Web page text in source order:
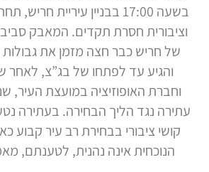
בשעה 17:00 בבניין עיריית
וציבורית חסרת תקדים. המאבק
של חריש כבר חצה מזמן את
והגיע עד לפתחו של בג”צ, לאחר
וחברת האופוזיציה במועצת העיר,
עתירה נגד הליך הבחירה. בעתירה
קושי ציבורי בבחירת רב עיר קבוע
הנוכחית אינה נהנית, לטענתם,